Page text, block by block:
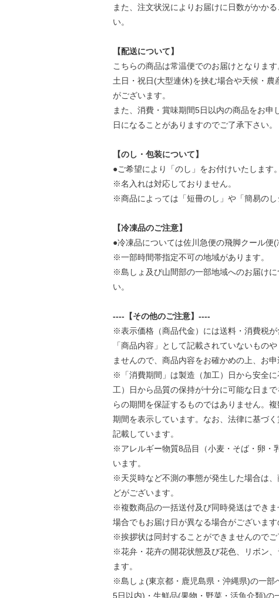
また、注文状況によりお届けに日数がかか
い。
【配送について】
こちらの商品は常温便でのお届けとなります
土日・祝日(大型連休)を挟む場合や天候・
がございます。
また、消費・賞味期間5日以内の商品をお
日になることがありますのでご了承下さい。
【のし・包装について】
●ご希望により「のし」をお付けいたします。
※名入れは対応しておりません。
※商品によっては「短冊のし」や「簡易のし
【冷凍品のご注意】
●冷凍品については佐川急便の飛脚クール便(
※一部時間帯指定不可の地域があります。
※島しょ及び山間部の一部地域へのお届け
い。
----【その他のご注意】----
※表示価格（商品代金）には送料・消費税
「商品内容」として記載されていないもの
ませんので、商品内容をお確かめの上、お申
※「消費期間」は製造（加工）日から安全
工）日から品質の保持が十分に可能な日ま
らの期間を保証するものではありません。
期間を表示しています。なお、法律に基づ
記載しています。
※アレルギー物質8品目（小麦・そば・卵・
います。
※天災時など不測の事態が発生した場合は
どがございます。
※複数商品の一括送付及び同時発送はでき
場合でもお届け日が異なる場合がございま
※挨拶状は同封することができませんのでご
※花弁・花卉の開花状態及び花色、リボン
ます。
※島しょ(東京都・鹿児島県・沖縄県)の一部
5日以内)・生鮮品(果物・野菜・活魚介類)